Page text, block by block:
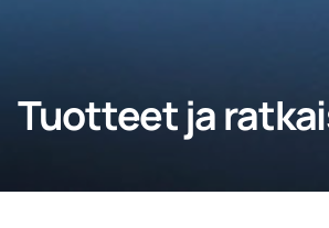
Yritys
Tuotteet ja